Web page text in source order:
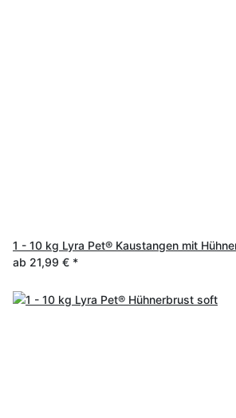
1 - 10 kg Lyra Pet® Kaustangen mit
ab 21,99 € *